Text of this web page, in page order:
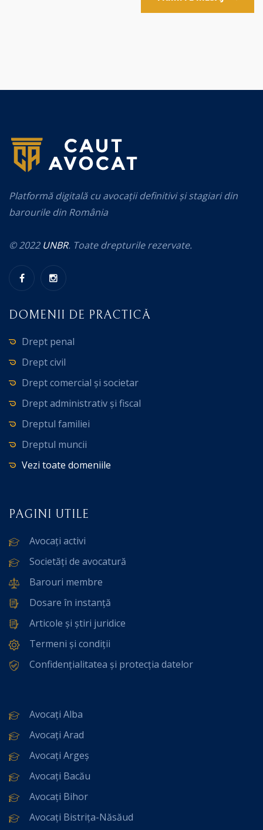
Platformă digitală cu avocații definitivi și stagiari din
barourile din România
© 2022 UNBR. Toate drepturile rezervate.
DOMENII DE PRACTICĂ
Drept penal
Drept civil
Drept comercial și societar
Drept administrativ și fiscal
Dreptul familiei
Dreptul muncii
Vezi toate domeniile
PAGINI UTILE
Avocați activi
Societăți de avocatură
Barouri membre
Dosare în instanță
Articole și știri juridice
Termeni și condiții
Confidențialitatea și protecția datelor
Avocați Alba
Avocați Arad
Avocați Argeș
Avocați Bacău
Avocați Bihor
Avocați Bistrița-Năsăud